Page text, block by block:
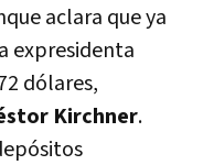
aclara que ya
expresidenta
dólares,
Kirchner.